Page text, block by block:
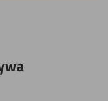
2 3
do slajdu 4
do slajdu 5